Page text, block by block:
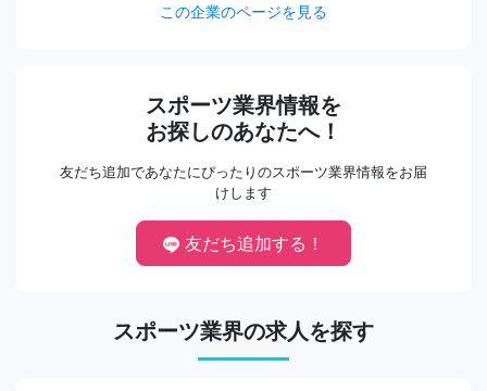
この企業のページを見る
スポーツ業界情報を
お探しのあなたへ！
友だち追加であなたにぴったりのスポーツ業界情報をお届
けします
友だち追加する！
スポーツ業界の求人を探す